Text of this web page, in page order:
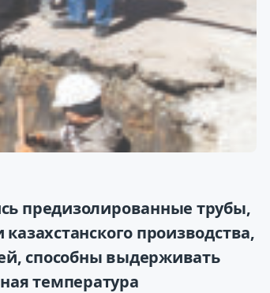
предизолированные трубы,
производства,
способны выдерживать
температура